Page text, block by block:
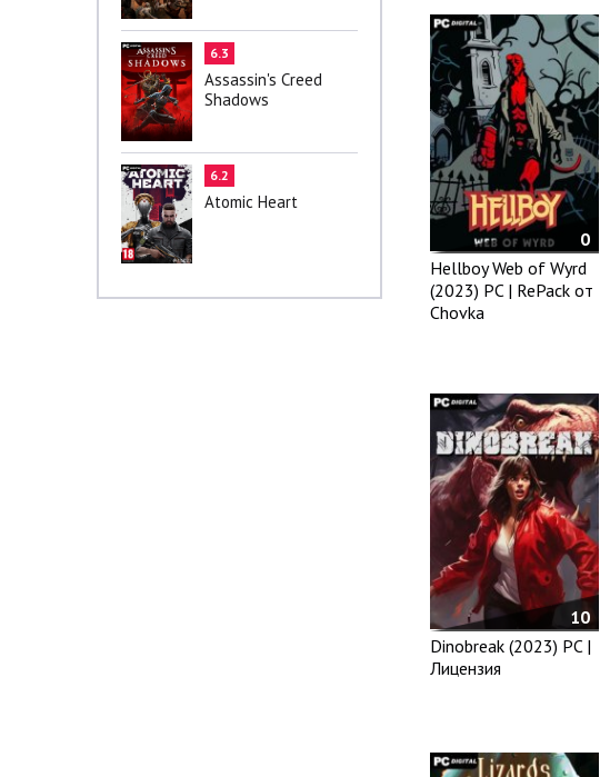
6.3
Assassin's Creed
Shadows
6.2
Atomic Heart
0
Hellboy Web of Wyrd
(2023) PC | RePack от
Chovka
10
Dinobreak (2023) PC |
Лицензия